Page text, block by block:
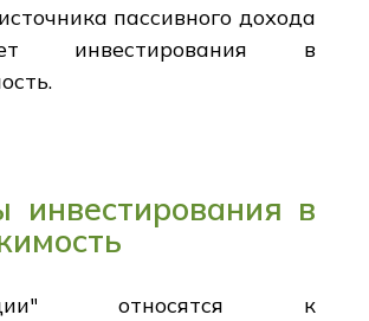
пассивного дохода
инвестирования в
инвестирования в
относятся к